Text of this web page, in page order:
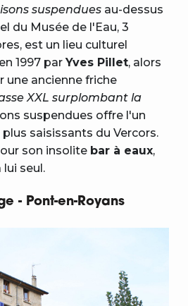
suspendues au-dessus
du Musée de l'Eau, 3
est un lieu culturel
1997 par Yves Pillet, alors
une ancienne friche
XXL surplombant la
suspendues offre l'un
saisissants du Vercors.
son insolite bar à eaux,
seul.
- Pont-en-Royans